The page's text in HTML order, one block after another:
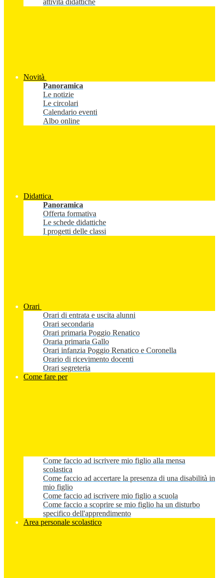
attività didattiche
Novità
Panoramica
Le notizie
Le circolari
Calendario eventi
Albo online
Didattica
Panoramica
Offerta formativa
Le schede didattiche
I progetti delle classi
Orari
Orari di entrata e uscita alunni
Orari secondaria
Orari primaria Poggio Renatico
Oraria primaria Gallo
Orari infanzia Poggio Renatico e Coronella
Orario di ricevimento docenti
Orari segreteria
Come fare per
Come faccio ad iscrivere mio figlio alla mensa
scolastica
Come faccio ad accertare la presenza di una disabilità in
mio figlio
Come faccio ad iscrivere mio figlio a scuola
Come faccio a scoprire se mio figlio ha un disturbo
specifico dell'apprendimento
Area personale scolastico